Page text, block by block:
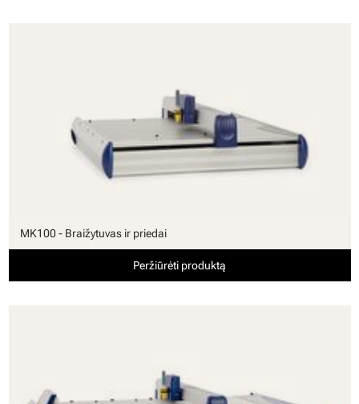
MK100 - Braižytuvas ir priedai
Peržiūrėti produktą